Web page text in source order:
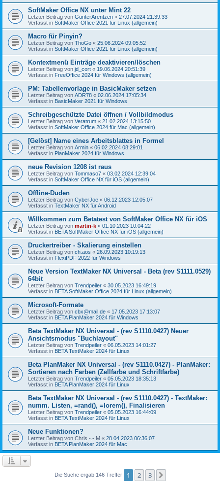
SoftMaker Office NX unter Mint 22
Letzter Beitrag von GunterArentzen « 27.07.2024 21:39:33
Verfasst in SoftMaker Office 2021 für Linux (allgemein)
Macro für Pinyin?
Letzter Beitrag von ThoGo « 25.06.2024 09:05:52
Verfasst in SoftMaker Office 2021 für Linux (allgemein)
Kontextmenü Einträge deaktivieren/löschen
Letzter Beitrag von jd_cort « 19.06.2024 20:51:39
Verfasst in FreeOffice 2024 für Windows (allgemein)
PM: Tabellenvorlage in BasicMaker setzen
Letzter Beitrag von ADR78 « 02.06.2024 17:05:34
Verfasst in BasicMaker 2021 für Windows
Schreibgeschützte Datei öffnen / Vollbildmodus
Letzter Beitrag von Veratrum « 21.02.2024 13:15:50
Verfasst in SoftMaker Office 2024 für Mac (allgemein)
[Gelöst] Name eines Arbeitsblattes in Formel
Letzter Beitrag von Armin « 06.02.2024 08:29:01
Verfasst in PlanMaker 2024 für Windows
neue Revision 1208 ist raus
Letzter Beitrag von Tommaso7 « 03.02.2024 12:39:04
Verfasst in SoftMaker Office NX für iOS (allgemein)
Offline-Duden
Letzter Beitrag von CyberJoe « 06.12.2023 12:05:07
Verfasst in TextMaker NX für Android
Willkommen zum Betatest von SoftMaker Office NX für iOS
Letzter Beitrag von martin-k « 01.10.2023 10:04:22
Verfasst in BETA SoftMaker Office NX für iOS (allgemein)
Druckertreiber - Skalierung einstellen
Letzter Beitrag von ch.aos « 26.09.2023 10:19:13
Verfasst in FlexiPDF 2022 für Windows
Neue Version TextMaker NX Universal - Beta (rev S1111.0529)
64bit
Letzter Beitrag von Trendpeiler « 30.05.2023 16:49:19
Verfasst in BETA SoftMaker Office 2024 für Linux (allgemein)
Microsoft-Formate
Letzter Beitrag von cbx@mail.de « 17.05.2023 17:13:07
Verfasst in BETA PlanMaker 2024 für Windows
Beta TextMaker NX Universal - (rev S1110.0427) Neuer
Ansichtsmodus "Buchlayout"
Letzter Beitrag von Trendpeiler « 06.05.2023 14:01:27
Verfasst in BETA TextMaker 2024 für Linux
Beta PlanMaker NX Universal - (rev S1110.0427) - PlanMaker:
Sortieren nach Farben (Zellfarbe und Schriftfarbe)
Letzter Beitrag von Trendpeiler « 05.05.2023 18:35:13
Verfasst in BETA PlanMaker 2024 für Linux
Beta TextMaker NX Universal - (rev S1110.0427) - TextMaker:
numm. Listen, =rand(), =lorem(), Finalisieren
Letzter Beitrag von Trendpeiler « 05.05.2023 16:44:09
Verfasst in BETA TextMaker 2024 für Linux
Neue Funktionen?
Letzter Beitrag von Chris -.- M « 28.04.2023 06:36:07
Verfasst in BETA PlanMaker 2024 für Mac
Die Suche ergab 146 Treffer 1 2 3